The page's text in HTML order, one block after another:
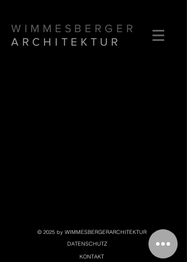
WIMMESBERGER
ARCHITEKTUR
© 2025 by WIMMESBERGERARCHITEKTUR
DATENSCHUTZ
KONTAKT